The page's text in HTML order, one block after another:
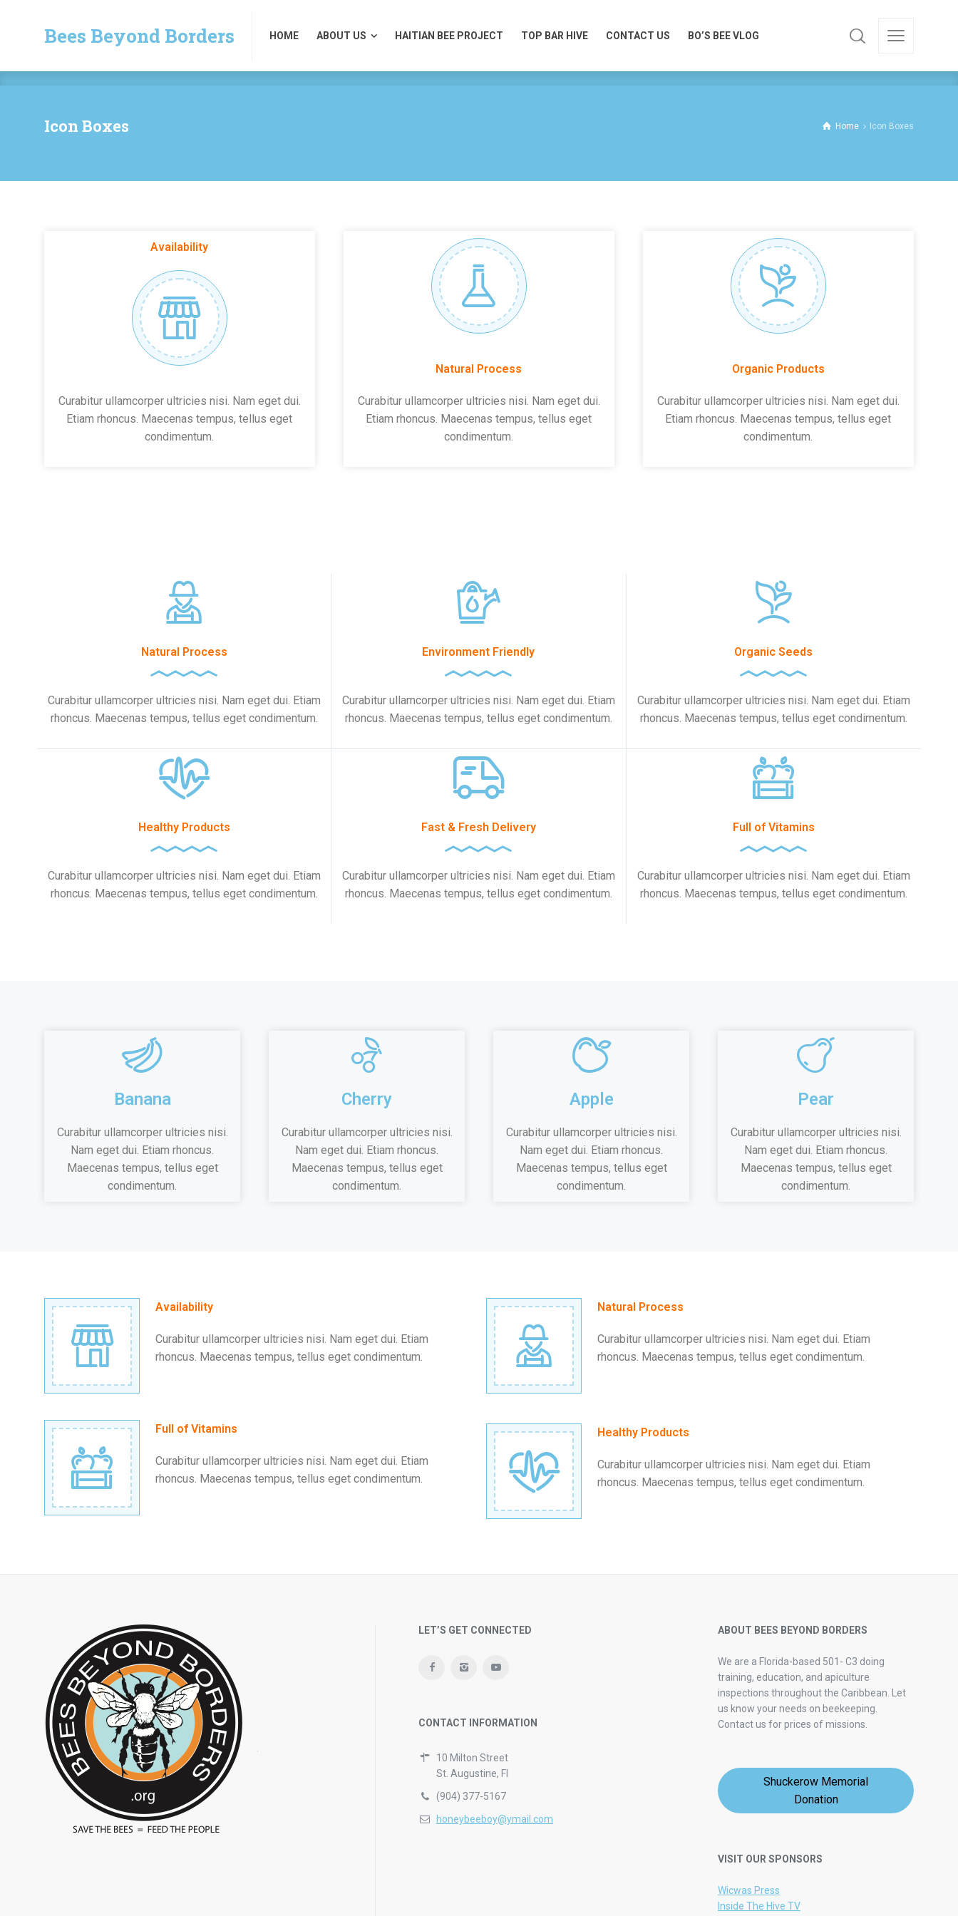
Bees Beyond Borders HOME ABOUT US HAITIAN BEE PROJECT TOP BAR HIVE CONTACT US BO’S BEE VLOG
Icon Boxes Home Icon Boxes
Availability
Curabitur ullamcorper ultricies nisi. Nam eget dui.
Etiam rhoncus. Maecenas tempus, tellus eget
condimentum.
Natural Process
Curabitur ullamcorper ultricies nisi. Nam eget dui.
Etiam rhoncus. Maecenas tempus, tellus eget
condimentum.
Organic Products
Curabitur ullamcorper ultricies nisi. Nam eget dui.
Etiam rhoncus. Maecenas tempus, tellus eget
condimentum.
Natural Process
Curabitur ullamcorper ultricies nisi. Nam eget dui. Etiam
rhoncus. Maecenas tempus, tellus eget condimentum.
Environment Friendly
Curabitur ullamcorper ultricies nisi. Nam eget dui. Etiam
rhoncus. Maecenas tempus, tellus eget condimentum.
Organic Seeds
Curabitur ullamcorper ultricies nisi. Nam eget dui. Etiam
rhoncus. Maecenas tempus, tellus eget condimentum.
Healthy Products
Curabitur ullamcorper ultricies nisi. Nam eget dui. Etiam
rhoncus. Maecenas tempus, tellus eget condimentum.
Fast & Fresh Delivery
Curabitur ullamcorper ultricies nisi. Nam eget dui. Etiam
rhoncus. Maecenas tempus, tellus eget condimentum.
Full of Vitamins
Curabitur ullamcorper ultricies nisi. Nam eget dui. Etiam
rhoncus. Maecenas tempus, tellus eget condimentum.
Banana
Curabitur ullamcorper ultricies nisi.
Nam eget dui. Etiam rhoncus.
Maecenas tempus, tellus eget
condimentum.
Cherry
Curabitur ullamcorper ultricies nisi.
Nam eget dui. Etiam rhoncus.
Maecenas tempus, tellus eget
condimentum.
Apple
Curabitur ullamcorper ultricies nisi.
Nam eget dui. Etiam rhoncus.
Maecenas tempus, tellus eget
condimentum.
Pear
Curabitur ullamcorper ultricies nisi.
Nam eget dui. Etiam rhoncus.
Maecenas tempus, tellus eget
condimentum.
Availability
Curabitur ullamcorper ultricies nisi. Nam eget dui. Etiam
rhoncus. Maecenas tempus, tellus eget condimentum.
Natural Process
Curabitur ullamcorper ultricies nisi. Nam eget dui. Etiam
rhoncus. Maecenas tempus, tellus eget condimentum.
Full of Vitamins
Curabitur ullamcorper ultricies nisi. Nam eget dui. Etiam
rhoncus. Maecenas tempus, tellus eget condimentum.
Healthy Products
Curabitur ullamcorper ultricies nisi. Nam eget dui. Etiam
rhoncus. Maecenas tempus, tellus eget condimentum.
LET’S GET CONNECTED
CONTACT INFORMATION
10 Milton Street
St. Augustine, Fl
(904) 377-5167
honeybeeboy@ymail.com
ABOUT BEES BEYOND BORDERS
We are a Florida-based 501- C3 doing
training, education, and apiculture
inspections throughout the Caribbean. Let
us know your needs on beekeeping.
Contact us for prices of missions.
Shuckerow Memorial
Donation
VISIT OUR SPONSORS
Wicwas Press
Inside The Hive TV